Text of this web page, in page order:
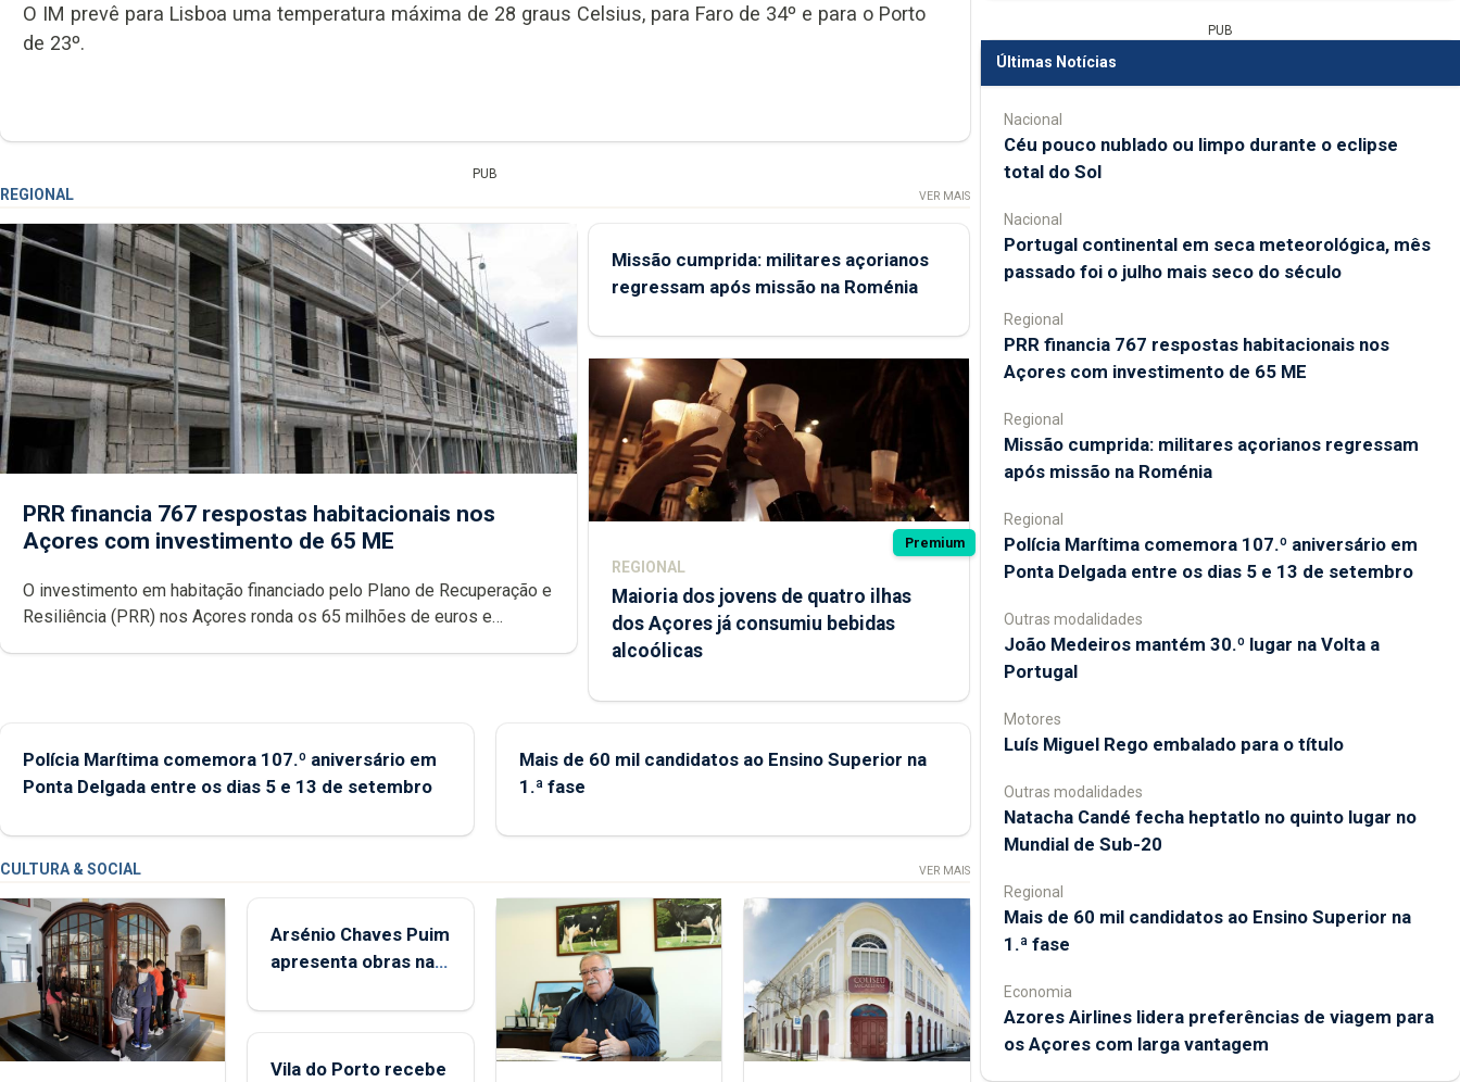
O IM prevê para Lisboa uma temperatura máxima de 28 graus Celsius, para Faro de 34º e para o Porto
de 23º.
PUB
REGIONAL VER MAIS
PRR financia 767 respostas habitacionais nos
Açores com investimento de 65 ME
O investimento em habitação financiado pelo Plano de Recuperação e
Resiliência (PRR) nos Açores ronda os 65 milhões de euros e
Missão cumprida: militares açorianos
regressam após missão na Roménia
Premium
REGIONAL
Maioria dos jovens de quatro ilhas
dos Açores já consumiu bebidas
alcoólicas
Polícia Marítima comemora 107.º aniversário em
Ponta Delgada entre os dias 5 e 13 de setembro
Mais de 60 mil candidatos ao Ensino Superior na
1.ª fase
CULTURA & SOCIAL VER MAIS
Arsénio Chaves Puim
apresenta obras na
Porto
Vila do Porto recebe
PUB
Últimas Notícias
Nacional
Céu pouco nublado ou limpo durante o eclipse
total do Sol
Nacional
Portugal continental em seca meteorológica, mês
passado foi o julho mais seco do século
Regional
PRR financia 767 respostas habitacionais nos
Açores com investimento de 65 ME
Regional
Missão cumprida: militares açorianos regressam
após missão na Roménia
Regional
Polícia Marítima comemora 107.º aniversário em
Ponta Delgada entre os dias 5 e 13 de setembro
Outras modalidades
João Medeiros mantém 30.º lugar na Volta a
Portugal
Motores
Luís Miguel Rego embalado para o título
Outras modalidades
Natacha Candé fecha heptatlo no quinto lugar no
Mundial de Sub-20
Regional
Mais de 60 mil candidatos ao Ensino Superior na
1.ª fase
Economia
Azores Airlines lidera preferências de viagem para
os Açores com larga vantagem